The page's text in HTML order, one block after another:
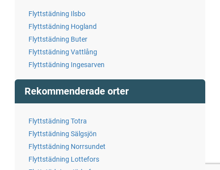
Flyttstädning Ilsbo
Flyttstädning Hogland
Flyttstädning Buter
Flyttstädning Vattlång
Flyttstädning Ingesarven
Rekommenderade orter
Flyttstädning Totra
Flyttstädning Sälgsjön
Flyttstädning Norrsundet
Flyttstädning Lottefors